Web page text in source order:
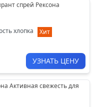
спрей Рексона
хлопка
Хит
УЗНАТЬ ЦЕНУ
Активная свежесть для